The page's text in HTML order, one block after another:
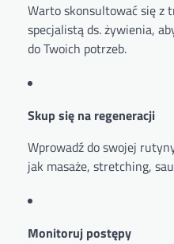
Warto skonsultować się z
specjalistą ds. żywienia,
do Twoich potrzeb.
Skup się na regeneracji
Wprowadź do swojej
jak masaże, stretching,
Monitoruj postępy